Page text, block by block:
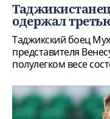
одержал
Таджикский боец
представителя
полулегком весе